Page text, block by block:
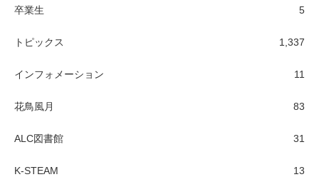
卒業生 5
トピックス 1,337
インフォメーション 11
花鳥風月 83
ALC図書館 31
K-STEAM 13